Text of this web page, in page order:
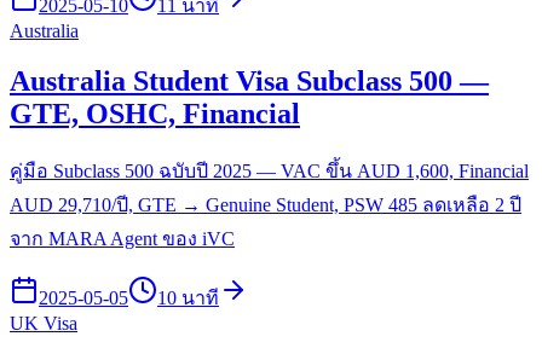
2025-05-10
11 นาที
Australia
Australia Student Visa Subclass 500 —
GTE, OSHC, Financial
คู่มือ Subclass 500 ฉบับปี 2025 — VAC ขึ้น AUD 1,600, Financial
AUD 29,710/ปี, GTE → Genuine Student, PSW 485 ลดเหลือ 2 ปี
จาก MARA Agent ของ iVC
2025-05-05
10 นาที
UK Visa